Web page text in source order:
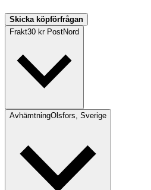
Skicka köpförfrågan
Frakt30 kr PostNord
AvhämtningOlsfors, Sverige